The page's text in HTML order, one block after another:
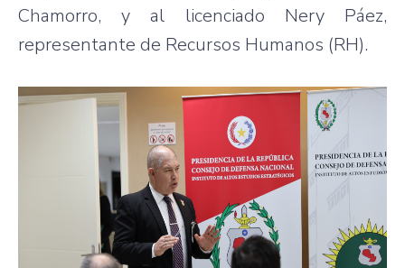
Chamorro, y al licenciado Nery Páez,
representante de Recursos Humanos (RH).